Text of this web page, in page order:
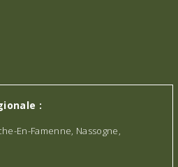
:
En-Famenne, Nassogne,